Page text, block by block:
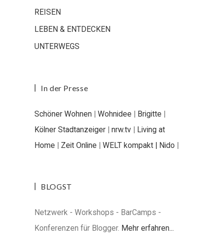
REISEN
LEBEN & ENTDECKEN
UNTERWEGS
In der Presse
Schöner Wohnen | Wohnidee | Brigitte |
Kölner Stadtanzeiger | nrw.tv | Living at
Home | Zeit Online | WELT kompakt | Nido |
BLOGST
Netzwerk - Workshops - BarCamps -
Konferenzen für Blogger. Mehr erfahren...